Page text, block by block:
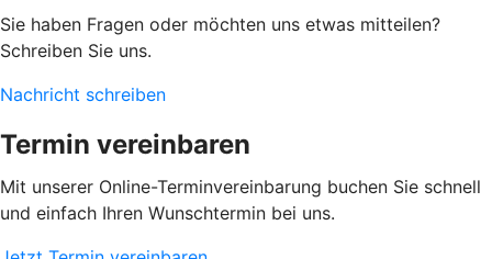
Sie haben Fragen oder möchten uns etwas mitteilen?
Schreiben Sie uns.
Nachricht schreiben
Termin vereinbaren
Mit unserer Online-Terminvereinbarung buchen Sie schnell
und einfach Ihren Wunschtermin bei uns.